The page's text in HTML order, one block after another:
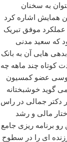
به سخنان
همایش اشاره کرد
موفق تبریک
که سعید مدنی
هایی آن به بانک
کوتاه چند ماهه چه
عضو کمسیون
گوید خوشبختانه
دکتر جمالی در راس
مالی و رشد
برنامه ریزی جامع
ای را در سطوح